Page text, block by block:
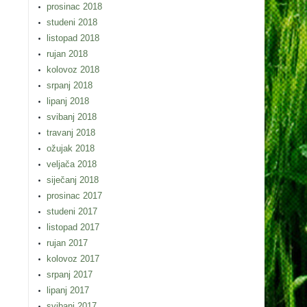
prosinac 2018
studeni 2018
listopad 2018
rujan 2018
kolovoz 2018
srpanj 2018
lipanj 2018
svibanj 2018
travanj 2018
ožujak 2018
veljača 2018
siječanj 2018
prosinac 2017
studeni 2017
listopad 2017
rujan 2017
kolovoz 2017
srpanj 2017
lipanj 2017